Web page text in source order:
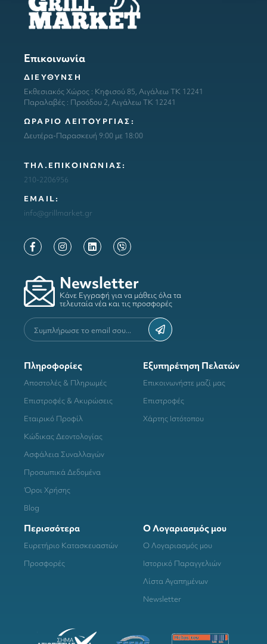
Επικοινωνία
ΔΙΕΥΘΥΝΣΗ
Εκθεσιακός Χώρος : Κηφισού 85, Αιγάλεω ΤΚ 12241
Παραλαβές : Προόδου 2, Αιγάλεω ΤΚ 12241
ΩΡΑΡΙΟ ΛΕΙΤΟΥΡΓΙΑΣ:
Δευτέρα-Παρασκευή 9:00 με 18:00
ΤΗΛ.ΕΠΙΚΟΙΝΩΝΙΑΣ:
210-2206956
ΕΜΑΙL:
info@grillmarket.gr
Newsletter
Κάνε Εγγραφή για να μάθεις όλα τα
τελευταία νέα και τις προσφορές
Πληροφορίες
Αποστολές & Πληρωμές
Επιστροφές & Ακυρώσεις
Εταιρικό Προφίλ
Κώδικας Δεοντολογίας
Ασφάλεια Συναλλαγών
Προσωπικά Δεδομένα
Όροι Χρήσης
Blog
Εξυπηρέτηση Πελατών
Επικοινωνήστε μαζί μας
Επιστροφές
Χάρτης Ιστότοπου
Περισσότερα
Ευρετήριο Κατασκευαστών
Προσφορές
Ο Λογαριασμός μου
Ο Λογαριασμός μου
Ιστορικό Παραγγελιών
Λίστα Αγαπημένων
Newsletter